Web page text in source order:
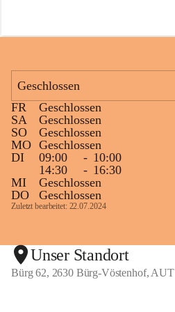
Geschlossen
FR
Geschlossen
SA
Geschlossen
SO
Geschlossen
MO Geschlossen
DI
09:00 - 10:00
14:30
- 16:30
MI
Geschlossen
DO
Geschlossen
Zuletzt bearbeitet: 22.07.2024
Unser Standort
Bürg 62, 2630 Bürg-Vöstenhof, AUT